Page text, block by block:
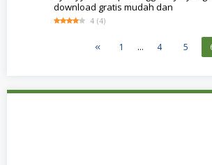
download gratis mudah dan
4 (4)
1 … 4 5